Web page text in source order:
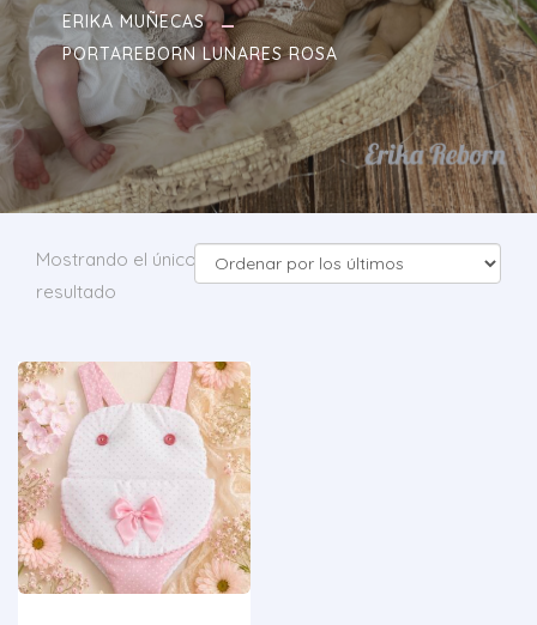
ERIKA MUÑECAS
PORTAREBORN LUNARES ROSA
Mostrando el único
resultado